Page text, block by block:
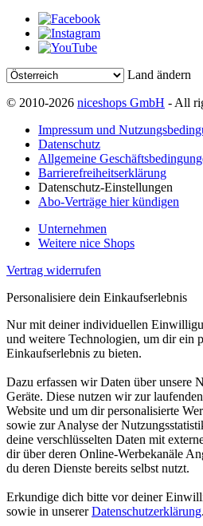
Land ändern
© 2010-2026 niceshops GmbH - All
Impressum und
Datenschutz
Allgemeine
Barrierefreiheitserklärung
Datenschutz-Einstellungen
Abo-Verträge hier kündigen
Unternehmen
Weitere nice Shops
Vertrag widerrufen
Personalisiere dein Einkaufserlebnis
Nur mit deiner individuellen
und weitere Technologien, um dir ein
Einkaufserlebnis zu bieten.
Dazu erfassen wir Daten über unsere
Geräte. Diese nutzen wir zur
Website und um dir personalisierte
sowie zur Analyse der
deine verschlüsselten Daten mit
dir über deren Online-Werbekanäle
du deren Dienste bereits selbst nutzt.
Erkundige dich bitte vor deiner
sowie in unsererDatenschutzerklärung.